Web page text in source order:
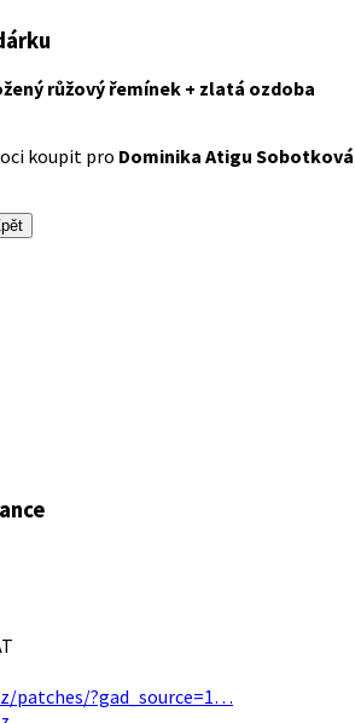
růžový řemínek + zlatá ozdoba
koupit pro Dominika Atigu Sobotková
patches/?gad_source=1…